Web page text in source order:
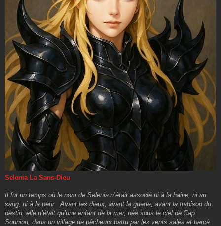
Selenia La Sans-Dieu
Il fut un temps où le nom de Selenia n’était associé ni à la haine, ni au
sang, ni à la peur. Avant les dieux, avant la guerre, avant la trahison du
destin, elle n’était qu’une enfant de la mer, née sous le ciel de Cap
Sounion, dans un village de pêcheurs battu par les vents salés et bercé